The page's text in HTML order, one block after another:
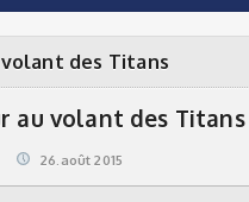
des Titans
au volant des Titans
26.août 2015